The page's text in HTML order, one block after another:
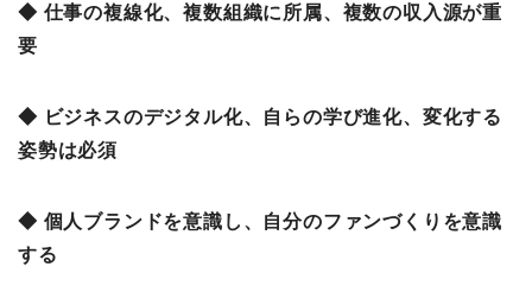
◆ 仕事の複線化、複数組織に所属、複数の収入源が重
要
◆ ビジネスのデジタル化、自らの学び進化、変化する
姿勢は必須
◆ 個人ブランドを意識し、自分のファンづくりを意識
する